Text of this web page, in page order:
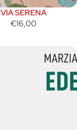
VIA SERENA
€16,00